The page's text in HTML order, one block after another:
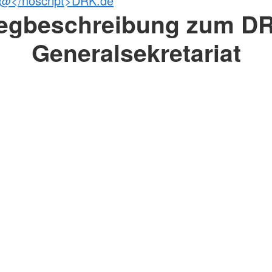
zum
Generalsekretariat